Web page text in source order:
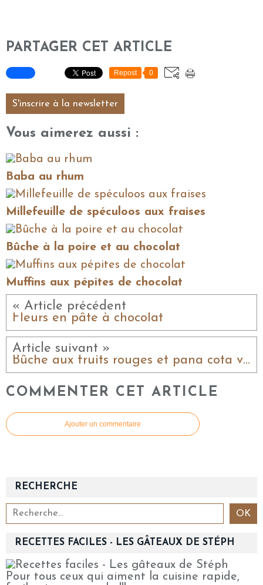
PARTAGER CET ARTICLE
Repost 0
S'inscrire à la newsletter
Vous aimerez aussi :
Baba au rhum
Millefeuille de spéculoos aux fraises
Bûche à la poire et au chocolat
Muffins aux pépites de chocolat
« Article précédent
Fleurs en pâte à chocolat
Article suivant »
Bûche aux fruits rouges et pana cota vanille
COMMENTER CET ARTICLE
Ajouter un commentaire
RECHERCHE
RECETTES FACILES - LES GÂTEAUX DE STÉPH
Pour tous ceux qui aiment la cuisine rapide,